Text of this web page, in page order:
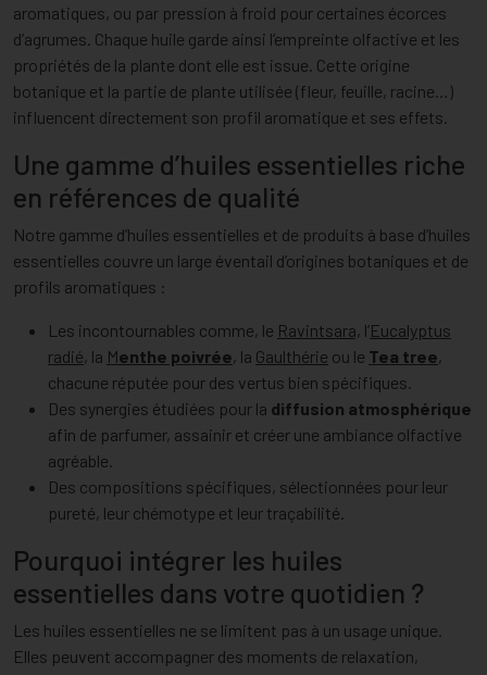
aromatiques, ou par pression à froid pour certaines écorces
d’agrumes. Chaque huile garde ainsi l’empreinte olfactive et les
propriétés de la plante dont elle est issue. Cette origine
botanique et la partie de plante utilisée (fleur, feuille, racine…)
influencent directement son profil aromatique et ses effets.
Une gamme d’huiles essentielles riche
en références de qualité
Notre gamme d’huiles essentielles et de produits à base d’huiles
essentielles couvre un large éventail d’origines botaniques et de
profils aromatiques :
Les incontournables comme, le Ravintsara, l’Eucalyptus
radié, la Menthe poivrée, la Gaulthérie ou le Tea tree,
chacune réputée pour des vertus bien spécifiques.
Des synergies étudiées pour la diffusion atmosphérique
afin de parfumer, assainir et créer une ambiance olfactive
agréable.
Des compositions spécifiques, sélectionnées pour leur
pureté, leur chémotype et leur traçabilité.
Pourquoi intégrer les huiles
essentielles dans votre quotidien ?
Les huiles essentielles ne se limitent pas à un usage unique.
Elles peuvent accompagner des moments de relaxation,